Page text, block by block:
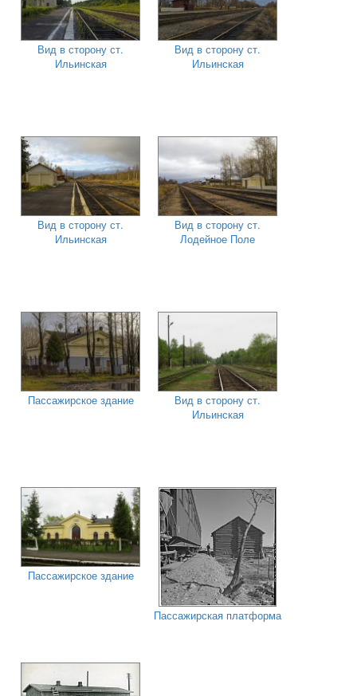
Вид в сторону ст.
Ильинская
Вид в сторону ст.
Ильинская
Вид в сторону ст.
Ильинская
Вид в сторону ст.
Лодейное Поле
Пассажирское здание
Вид в сторону ст.
Ильинская
Пассажирское здание
Пассажирская платформа